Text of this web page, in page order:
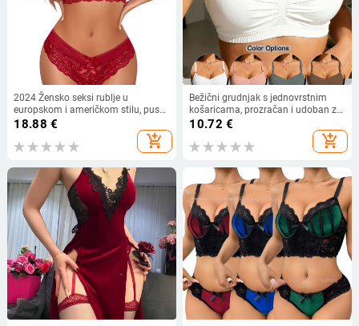
2024 Žensko seksi rublje u
europskom i američkom stilu, push-
up grudnjak od čipke i mreže,
18.88 €
add_shopping_cart
Bežični grudnjak s jednovrstnim
košaricama, prozračan i udoban za
proljeće-ljeto, duboki V kroj,
10.72 €
add_shopping_cart